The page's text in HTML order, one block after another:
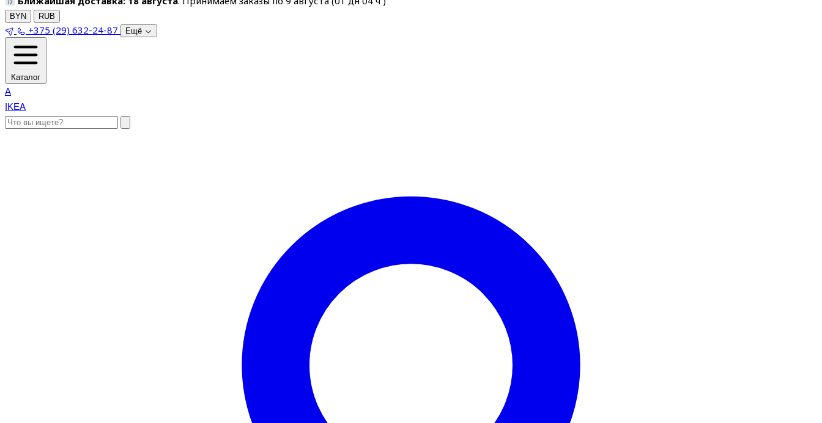
BYN RUB
+375 (29) 632-24-87 Ещё
Каталог
A
IKEA